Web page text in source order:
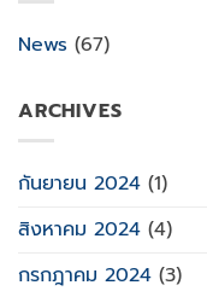
News (67)
ARCHIVES
กันยายน 2024 (1)
สิงหาคม 2024 (4)
กรกฎาคม 2024 (3)